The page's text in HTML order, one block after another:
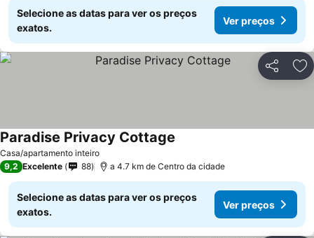
Selecione as datas para ver os preços
exatos.
Ver preços
Partilhar
Casa/apartamento inteiro
Paradise Privacy Cottage
9,2 Excelente 88 a 4.7 km de Centro da cidade
Selecione as datas para ver os preços
exatos.
Ver preços